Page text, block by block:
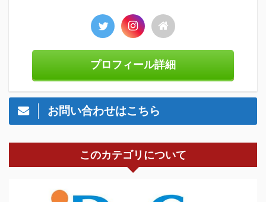
プロフィール詳細
お問い合わせはこちら
このカテゴリについて